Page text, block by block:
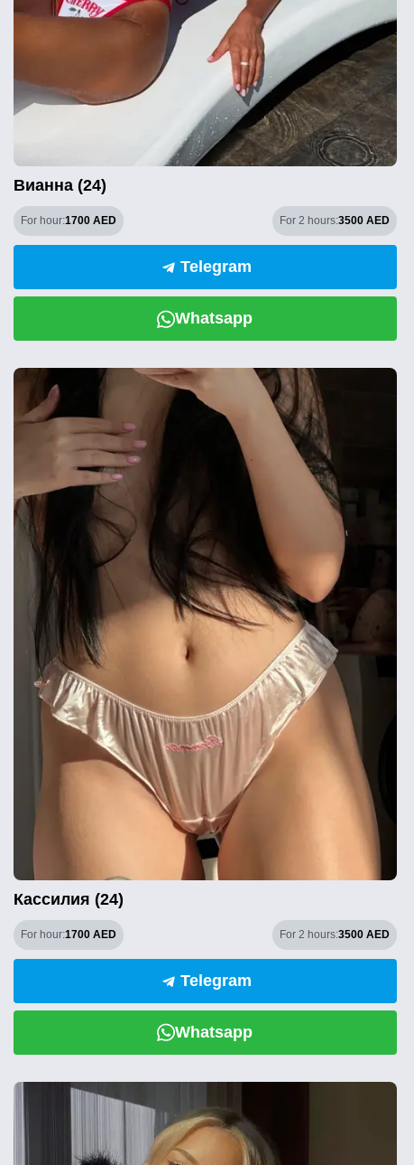
Вианна (24)
For hour:1700 AED For 2 hours:3500 AED
Telegram
Whatsapp
Кассилия (24)
For hour:1700 AED For 2 hours:3500 AED
Telegram
Whatsapp